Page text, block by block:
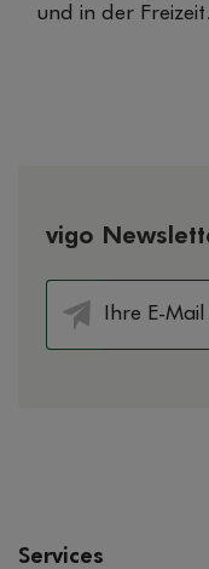
und in der
vigo
Services